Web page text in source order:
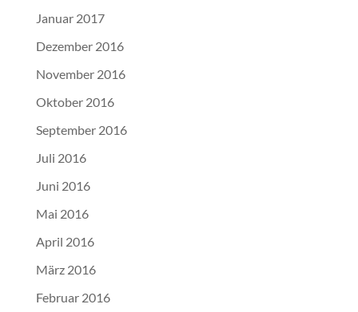
Januar 2017
Dezember 2016
November 2016
Oktober 2016
September 2016
Juli 2016
Juni 2016
Mai 2016
April 2016
März 2016
Februar 2016